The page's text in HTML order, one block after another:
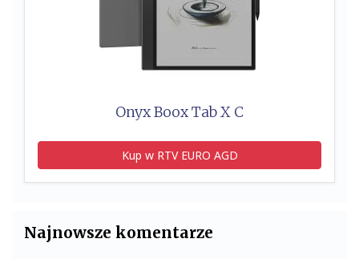
Onyx Boox Tab X C
Kup w RTV EURO AGD
Najnowsze komentarze